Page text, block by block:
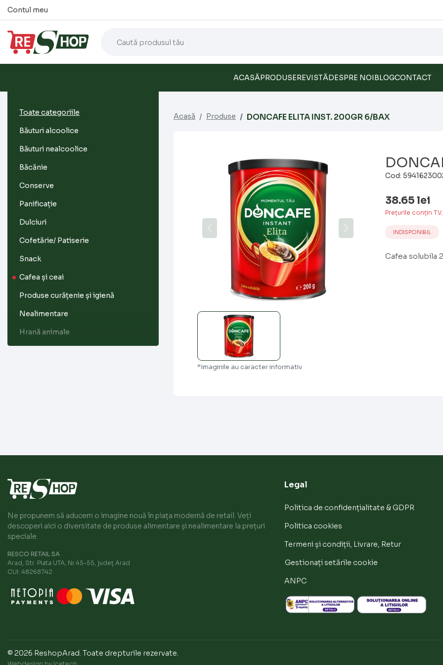
Contul meu
ACASĂPRODUSEREVISTĂDESPRE NOIBLOGCONTACT
Toate categoriile
Băuturi alcoolice
Băuturi nealcoolice
Băcănie
Conserve
Panificație
Dulciuri
Cofetărie/ Patiserie
Snack
Cafea și ceai
Produse curățenie și igienă
Nealimentare
Hrană animale
Acasă Produse DONCAFE ELITA INST. 200GR 6/BAX
*Imaginile au caracter informativ
Cod:
38.65lei
Prețurile conțin
INDISPONIBIL
Cafea solubila
Ne propunem să aducem o imagine nouă în piața modernă de retail. Veți
descoperi aici o diversitate de produse alimentare și nealimentare la prețuri
speciale.
RESCO RETAIL SA
Arad, Str. Piata UTA, Nr.45-55, judeţ Arad
CUI: 48268742
Legal
Politica de confidențialitate & GDPR
Politica cookies
Termeni și condiții, Livrare, Retur
Gestionați setările cookie
ANPC
© 2026 ReshopArad. Toate drepturile rezervate.